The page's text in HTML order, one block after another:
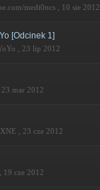
medi0ncs , 10 sie 2012
[Odcinek 1]
, 23 lip 2012
23 mar 2012
, 23 cze 2012
19 cze 2012